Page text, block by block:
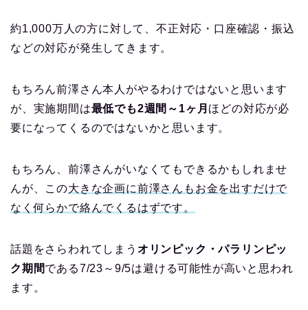
約1,000万人の方に対して、不正対応・口座確認・振込
などの対応が発生してきます。
もちろん前澤さん本人がやるわけではないと思います
が、実施期間は最低でも2週間～1ヶ月 ほどの対応が必
要になってくるのではないかと思います。
もちろん、前澤さんがいなくてもできるかもしれませ
んが、この大きな企画に前澤さんもお金を出すだけで
なく何らかで絡んでくるはずです。
話題をさらわれてしまう オリンピック・パラリンピッ
ク期間である7/23～9/5は避ける可能性が高いと思われ
ます。